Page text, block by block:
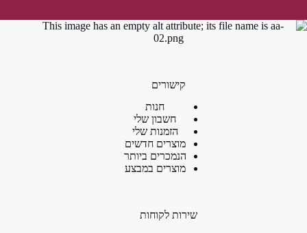
קישורים
חנות
חשבון שלי
הזמנות שלי
מוצרים חדשים
הנמכרים ביותר
מוצרים במבצע
שירות לקוחות